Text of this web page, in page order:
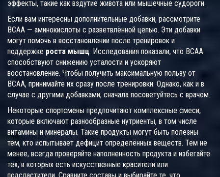
эффекты, такие как вздутие живота или мышечные судороги.
Если вам интересны дополнительные добавки, рассмотрите
BCAA — аминокислоты с разветвлённой цепью. Эти добавки
могут помочь в восстановлении после тренировок и
поддержке роста мышц. Исследования показали, что BCAA
способствуют снижению усталости и ускоряют
восстановление. Чтобы получить максимальную пользу от
BCAA, принимайте их сразу после тренировки. Однако, как и в
случае с другими добавками, сначала посоветуйтесь с врачом.
Некоторые спортсмены предпочитают комплексные смеси,
которые включают разнообразные нутриенты, в том числе
витамины и минералы. Такие продукты могут быть полезны
тем, кто испытывает дефицит определённых веществ. Тем не
менее, всегда проверяйте наполненность продукта и избегайте
тех, в которых есть искусственные красители или